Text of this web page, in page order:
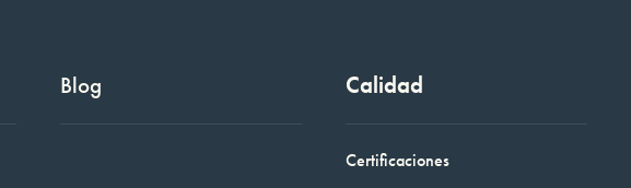
Blog Calidad
Certificaciones